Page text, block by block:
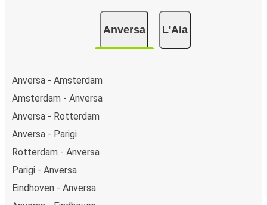
Anversa L'Aia
Anversa - Amsterdam
Amsterdam - Anversa
Anversa - Rotterdam
Anversa - Parigi
Rotterdam - Anversa
Parigi - Anversa
Eindhoven - Anversa